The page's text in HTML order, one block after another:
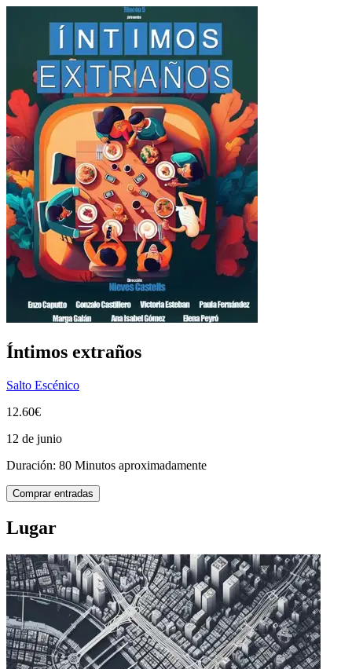
Íntimos extraños
Salto Escénico
12.60€
12 de junio
Duración: 80 Minutos aproximadamente
Comprar entradas
Lugar